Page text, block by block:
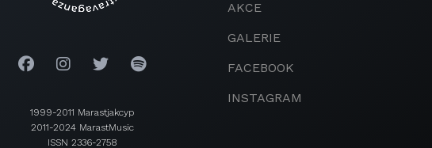
1999-2011 Marastjakcyp
2011-2024 MarastMusic
ISSN 2336-2758
AKCE
GALERIE
FACEBOOK
INSTAGRAM